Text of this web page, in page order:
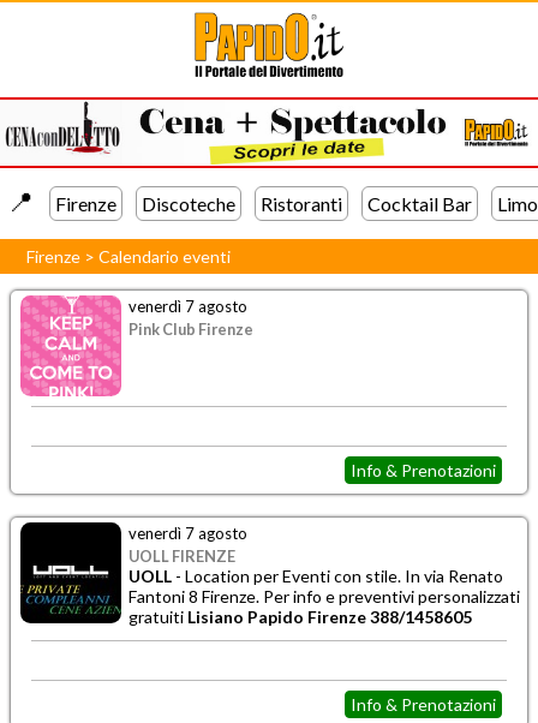
📍️ Firenze Discoteche Ristoranti Cocktail Bar
Firenze >Calendario eventi
venerdì 7 agosto
Pink Club Firenze
Info & Prenotazioni
venerdì 7 agosto
UOLL FIRENZE
UOLL - Location perEventi con stile. In via Renato
Fantoni 8 Firenze. Per info e preventivi personalizzati
gratuiti Lisiano Papido Firenze 388/1458605
Info & Prenotazioni